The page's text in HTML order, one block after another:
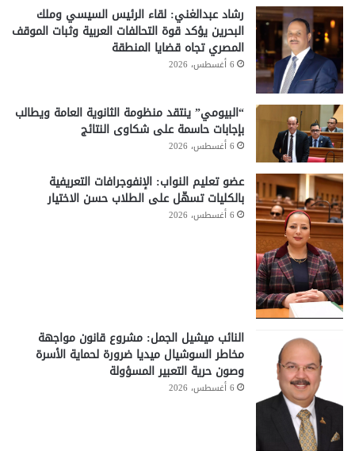
رشاد عبدالغني: لقاء الرئيس السيسي وملك
البحرين يؤكد قوة التحالفات العربية وثبات الموقف
المصري تجاه قضايا المنطقة
6 أغسطس، 2026
“البيومي” ينتقد منظومة الثانوية العامة ويطالب
بإجابات حاسمة على شكاوى النتائج
6 أغسطس، 2026
عضو تعليم النواب: الإنفوجرافات التعريفية
بالكليات تسهّل على الطلاب حسن الاختيار
6 أغسطس، 2026
النائب ميشيل الجمل: مشروع قانون مواجهة
مخاطر السوشيال ميديا ضرورة لحماية الأسرة
وصون حرية التعبير المسؤولة
6 أغسطس، 2026